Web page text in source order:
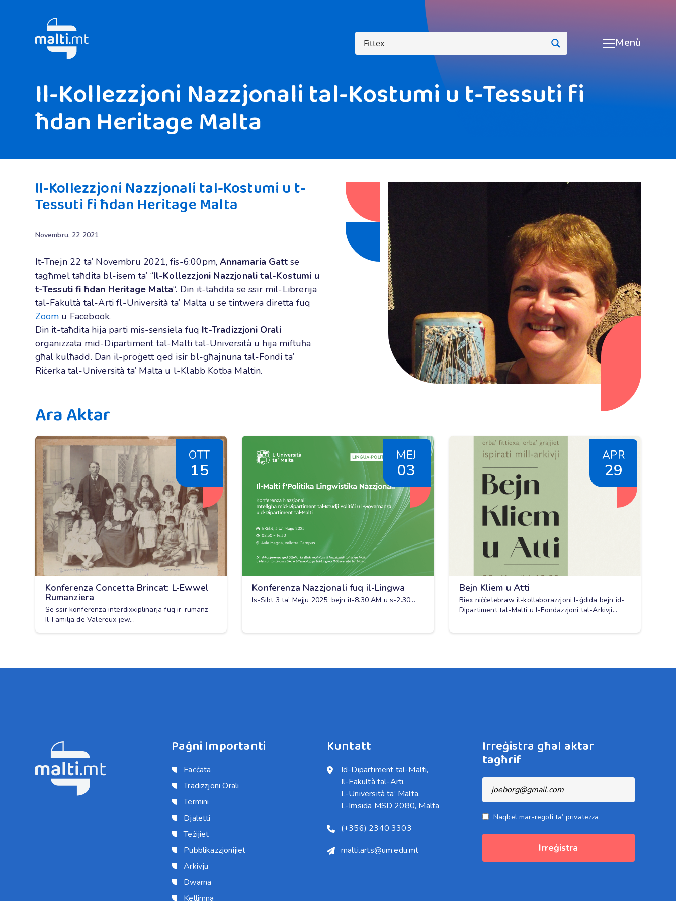
Menù
Il-Kollezzjoni Nazzjonali tal-Kostumi u t-Tessuti fi
ħdan Heritage Malta
Il-Kollezzjoni Nazzjonali tal-Kostumi u t-
Tessuti fi ħdan Heritage Malta
Novembru, 22 2021
It-Tnejn 22 ta’ Novembru 2021, fis-6:00pm,Annamaria Gattse
tagħmel taħdita bl-isem ta’ “Il-Kollezzjoni Nazzjonali tal-Kostumi u
t-Tessuti fi ħdan Heritage Malta“. Din it-taħdita se ssir mil-Librerija
tal-Fakultà tal-Arti fl-Università ta’ Malta u se tintwera diretta fuq
Zoom u Facebook.
Din it-taħdita hija parti mis-sensiela fuq It-Tradizzjoni Orali
organizzata mid-Dipartiment tal-Malti tal-Università u hija miftuħa
għal kulħadd. Dan il-proġett qed isir bl-għajnuna tal-Fondi ta’
Riċerka tal-Università ta’ Malta u l-Klabb Kotba Maltin.
Ara Aktar
OTT
15
Konferenza Concetta Brincat: L-Ewwel
Rumanziera
Se ssir konferenza interdixxiplinarja fuq ir-rumanz
Il-Familja de Valereux jew...
MEJ
03
Konferenza Nazzjonali fuq il-Lingwa
Is-Sibt 3 ta’ Mejju 2025, bejn it-8.30 AM u s-2.30...
APR
29
Bejn Kliem u Atti
Biex niċċelebraw il-kollaborazzjoni l-ġdida bejn id-
Dipartiment tal-Malti u l-Fondazzjoni tal-Arkivji...
Paġni Importanti
Faċċata
Tradizzjoni Orali
Termini
Djaletti
Teżijiet
Pubblikazzjonijiet
Arkivju
Dwarna
Kellimna
Kuntatt
Id-Dipartiment tal-Malti,
Il-Fakultà tal-Arti,
L-Università ta’ Malta,
L-Imsida MSD 2080, Malta
(+356) 2340 3303
malti.arts@um.edu.mt
Irreġistra għal aktar
tagħrif
Naqbel mar-regoli ta’ privatezza.